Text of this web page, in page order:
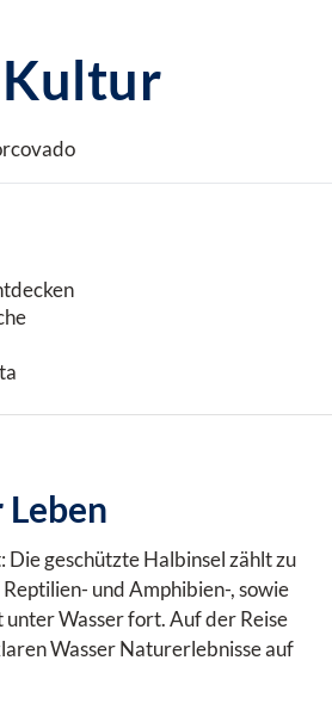
geschützte Halbinsel zählt zu
und Amphibien-, sowie
Wasser fort. Auf der Reise
Wasser Naturerlebnisse auf